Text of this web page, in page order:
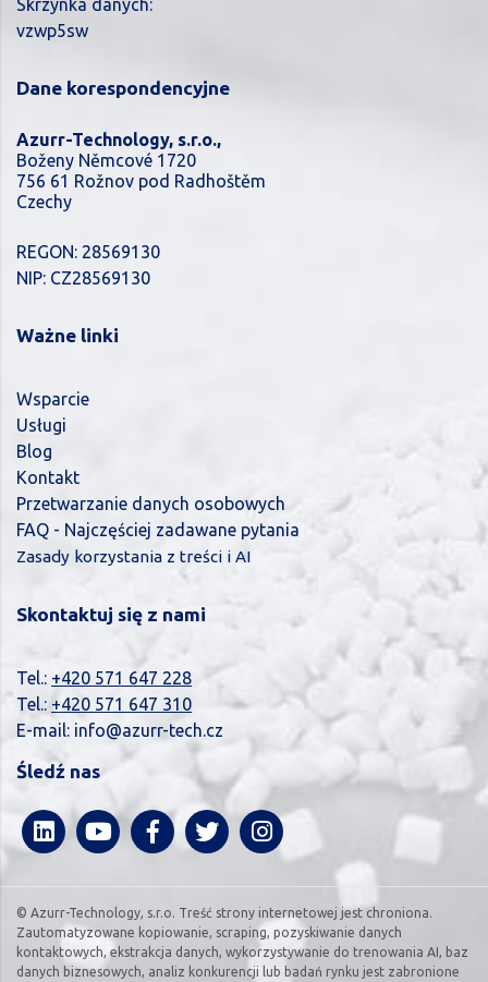
Skrzynka danych:
vzwp5sw
Dane korespondencyjne
Azurr-Technology, s.r.o.,
Boženy Němcové 1720
756 61 Rožnov pod Radhoštěm
Czechy
REGON: 28569130
NIP: CZ28569130
Ważne linki
Wsparcie
Usługi
Blog
Kontakt
Przetwarzanie danych osobowych
FAQ - Najczęściej zadawane pytania
Zasady korzystania z treści i AI
Skontaktuj się z nami
Tel.: +420 571 647 228
Tel.: +420 571 647 310
E-mail: info@azurr-tech.cz
Śledź nas
© Azurr-Technology, s.r.o. Treść strony internetowej jest chroniona.
Zautomatyzowane kopiowanie, scraping, pozyskiwanie danych
kontaktowych, ekstrakcja danych, wykorzystywanie do trenowania AI, baz
danych biznesowych, analiz konkurencji lub badań rynku jest zabronione